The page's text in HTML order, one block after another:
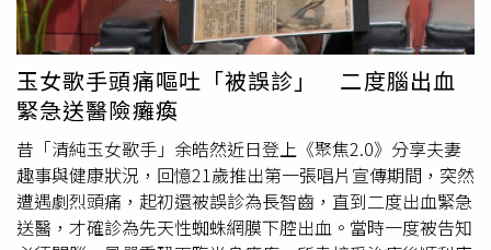
釋，像是使照是使用管理科，建照是建築管理科，不同部門
但是同一個大單位裡頭，各自承辦都能有解釋權限，一條法
規百種解釋方法，是建築師最頭痛的地方。而中央對地方的
解釋也可能不同調，最後就會變成政治問題，尤其在選舉的
時候，會被放大。建築師表示，在審查過程中，只要出具
「XXX切結書」以示負責，就能免經過該項審查。（圖／讀
者提供）另一位不具名建築師則表示，在審查實務上，通常
為解除建管承辦人員的質疑，為不讓案子卡關，建築師都會
直接簽切結書；或是在有認知差距時，建管承辦也會要建築
年截至第28週累計76例，2023－2025年報告數由700例降
至236例，呈逐年下降趨勢，新加坡今年迄今累積7例；西
太平洋及歐洲病例多為偶發性或與旅遊相關；非洲則有肯亞
等18個國家受疫情影響。疾管署表示，茲卡病毒可透過病媒
蚊叮咬或性行為傳染，亦可能經由母嬰垂直傳染，一般成人
感染茲卡病毒後症狀輕微，典型的症狀為發燒、紅疹、關節
炎及關節痛等，症狀與登革熱相似但較輕微，孕婦感染茲卡
病毒後可能導致胎兒小頭畸形或死亡，提醒孕婦及計劃懷孕
婦女暫緩前往茲卡病毒流行地區；民眾如需前往，應做好防
玉女歌手頭痛嘔吐「被誤診」 二度腦出血
緊急送醫險癱瘓
昔「清純玉女歌手」余皓然近日登上《聚焦2.0》分享夫妻
趣事與健康狀況，回憶21歲推出第一張唱片宣傳期間，突然
遭遇劇烈頭痛，起初還被誤診為長智齒，直到二度出血緊急
送醫，才確診為先天性蜘蛛網膜下腔出血。當時一度被告知